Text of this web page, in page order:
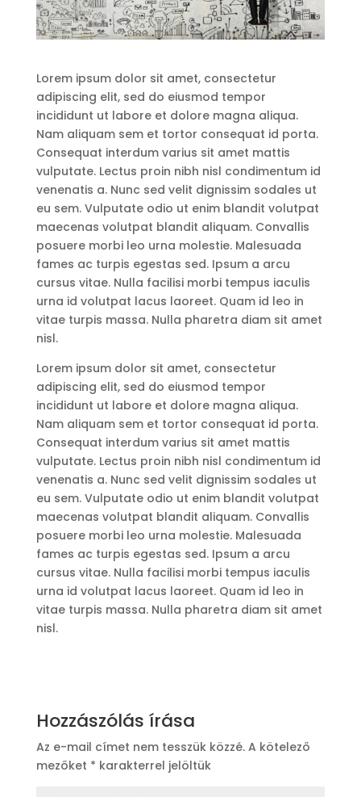
Lorem ipsum dolor sit amet, consectetur
adipiscing elit, sed do eiusmod tempor
incididunt ut labore et dolore magna aliqua.
Nam aliquam sem et tortor consequat id porta.
Consequat interdum varius sit amet mattis
vulputate. Lectus proin nibh nisl condimentum id
venenatis a. Nunc sed velit dignissim sodales ut
eu sem. Vulputate odio ut enim blandit volutpat
maecenas volutpat blandit aliquam. Convallis
posuere morbi leo urna molestie. Malesuada
fames ac turpis egestas sed. Ipsum a arcu
cursus vitae. Nulla facilisi morbi tempus iaculis
urna id volutpat lacus laoreet. Quam id leo in
vitae turpis massa. Nulla pharetra diam sit amet
nisl.
Lorem ipsum dolor sit amet, consectetur
adipiscing elit, sed do eiusmod tempor
incididunt ut labore et dolore magna aliqua.
Nam aliquam sem et tortor consequat id porta.
Consequat interdum varius sit amet mattis
vulputate. Lectus proin nibh nisl condimentum id
venenatis a. Nunc sed velit dignissim sodales ut
eu sem. Vulputate odio ut enim blandit volutpat
maecenas volutpat blandit aliquam. Convallis
posuere morbi leo urna molestie. Malesuada
fames ac turpis egestas sed. Ipsum a arcu
cursus vitae. Nulla facilisi morbi tempus iaculis
urna id volutpat lacus laoreet. Quam id leo in
vitae turpis massa. Nulla pharetra diam sit amet
nisl.
Hozzászólás írása
Az e-mail címet nem tesszük közzé. A kötelező
mezőket * karakterrel jelöltük